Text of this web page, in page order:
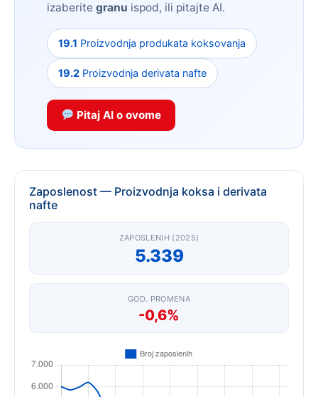
izaberitegranu ispod, ili pitajte AI.
19.1 Proizvodnja produkata koksovanja
19.2 Proizvodnja derivata nafte
Pitaj AI o ovome
Zaposlenost — Proizvodnja koksa i derivata
nafte
ZAPOSLENIH (2025)
5.339
GOD. PROMENA
-0,6%